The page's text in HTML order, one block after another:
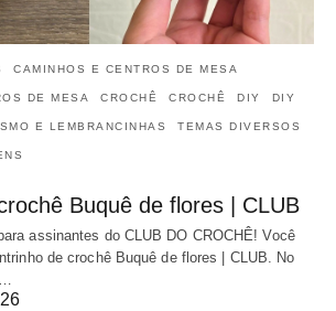
CAMINHOS E CENTROS DE MESA
DE MESA CROCHÊ CROCHÊ DIY DIY
E LEMBRANCINHAS TEMAS DIVERSOS
Buquê de flores | CLUB
assinantes do CLUB DO CROCHÊ! Você
de crochê Buquê de flores | CLUB. No